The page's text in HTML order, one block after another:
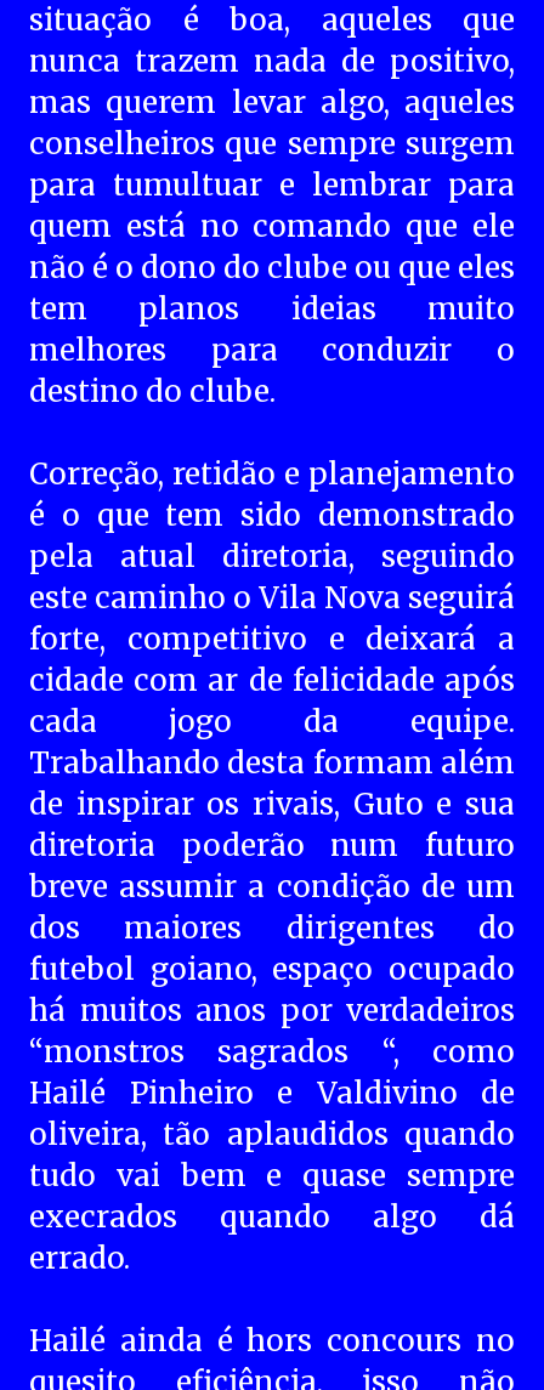
situação é boa, aqueles que
nunca trazem nada de positivo,
mas querem levar algo, aqueles
conselheiros que sempre surgem
para tumultuar e lembrar para
quem está no comando que ele
não é o dono do clube ou que eles
tem planos ideias muito
melhores para conduzir o
destino do clube.
Correção, retidão e planejamento
é o que tem sido demonstrado
pela atual diretoria, seguindo
este caminho o Vila Nova seguirá
forte, competitivo e deixará a
cidade com ar de felicidade após
cada jogo da equipe.
Trabalhando desta formam além
de inspirar os rivais, Guto e sua
diretoria poderão num futuro
breve assumir a condição de um
dos maiores dirigentes do
futebol goiano, espaço ocupado
há muitos anos por verdadeiros
“monstros sagrados “, como
Hailé Pinheiro e Valdivino de
oliveira, tão aplaudidos quando
tudo vai bem e quase sempre
execrados quando algo dá
errado.
Hailé ainda é hors concours no
quesito eficiência, isso não